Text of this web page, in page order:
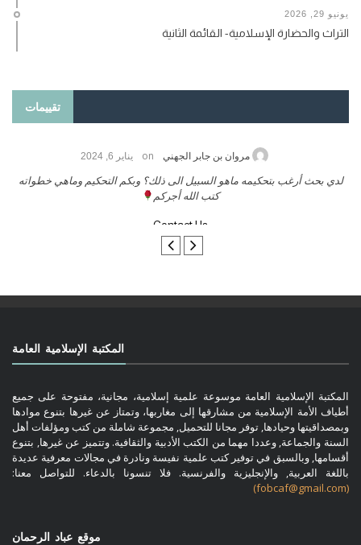
يونيو 29, 2026
التراث والحضارة الإسلامية- القائمة الثانية
تقييمات
حامد الزريقي on يناير 25, 2026
السلام عليكم ورحمة الله وبركاتة أرغب بنشر كتابي معكم
المكتبة الإسلامية العامة
المكتبة الإسلامية العامة موسوعة علمية إسلامية، مجانية، مفتوحة على جميع
أطياف الأمة الإسلامية من مشارقها إلى مغاربها، وتمتاز عن غيرها بتنوع موادها
وبمصداقيتها وحيادها, توفر مجانا للتحميل, مجموعة شاملة من كتب ومؤلفات أهل
السنة والجماعة, وعددا مهما من الكتب الأدبية والثقافية. وتتميز عن غيرها, بتنوع
أقسامها, وبالسبق في توفير كتب علمية نفيسة ونادرة في مجالات معرفية عديدة
باللغة العربية, والإنجليزية والفرنسية. فلا تنسونا بالدعاء. للتواصل معنا:
(fobcaf@gmail.com)
موقع عباد الرحمان